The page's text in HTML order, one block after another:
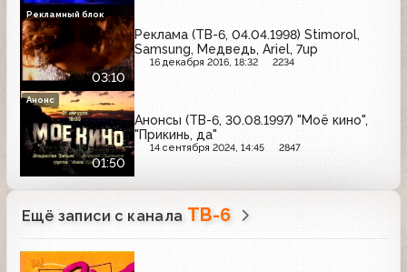
03:10
Реклама (ТВ-6, 04.04.1998) Stimorol,
Samsung, Медведь, Ariel, 7up
16 декабря 2016, 18:32 2234
Рекламный блок
01:50
Анонсы (ТВ-6, 30.08.1997) "Моё кино",
"Прикинь, да"
14 сентября 2024, 14:45 2847
Анонс
Ещё записи с канала ТВ-6